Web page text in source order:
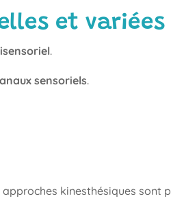
et variées
.
sensoriels.
kinesthésiques